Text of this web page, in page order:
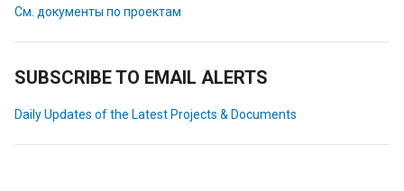
См. документы по проектам
SUBSCRIBE TO EMAIL ALERTS
Daily Updates of the Latest Projects & Documents